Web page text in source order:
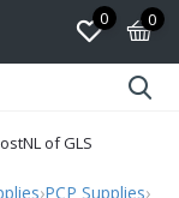
0 0
of GLS
›PCP Supplies›